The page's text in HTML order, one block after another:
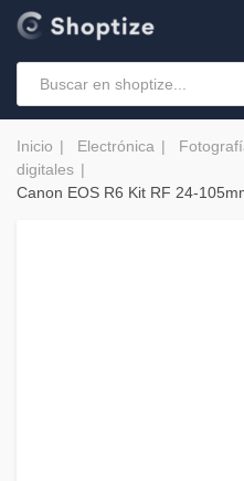
Inicio Electrónica
digitales
Canon EOS R6 Kit RF 24-